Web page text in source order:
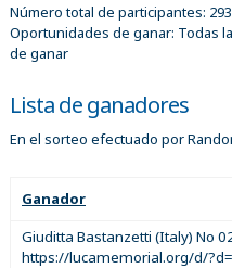
Número total de participantes: 293
Oportunidades de ganar: Todas
de ganar
Lista de ganadores
En el sorteo efectuado por
Ganador
Giuditta Bastanzetti (Italy) No
https://lucamemorial.org/d/